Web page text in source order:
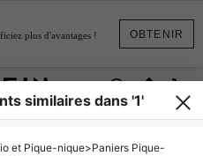
OBTENIR
plus d'avantages !
similaires dans '1'
et Pique-nique>Paniers Pique-